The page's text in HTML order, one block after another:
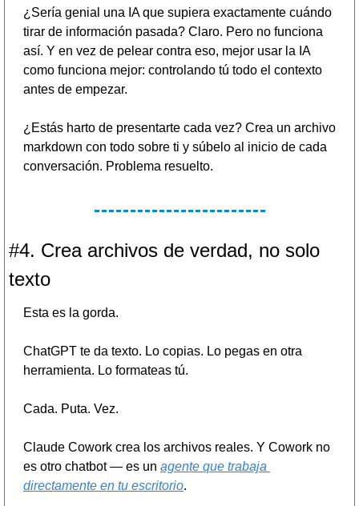
¿Sería genial una IA que supiera exactamente cuándo
tirar de información pasada? Claro. Pero no funciona
así. Y en vez de pelear contra eso, mejor usar la IA
como funciona mejor: controlando tú todo el contexto
antes de empezar.
¿Estás harto de presentarte cada vez? Crea un archivo
markdown con todo sobre ti y súbelo al inicio de cada
conversación. Problema resuelto.
#4. Crea archivos de verdad, no solo
texto
Esta es la gorda.
ChatGPT te da texto. Lo copias. Lo pegas en otra
herramienta. Lo formateas tú.
Cada. Puta. Vez.
Claude Cowork crea los archivos reales. Y Cowork no
es otro chatbot — es un agente que trabaja
directamente en tu escritorio.